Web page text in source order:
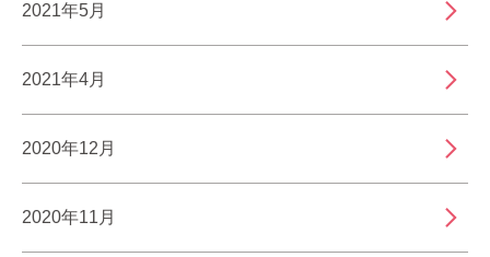
2021年5月
2021年4月
2020年12月
2020年11月